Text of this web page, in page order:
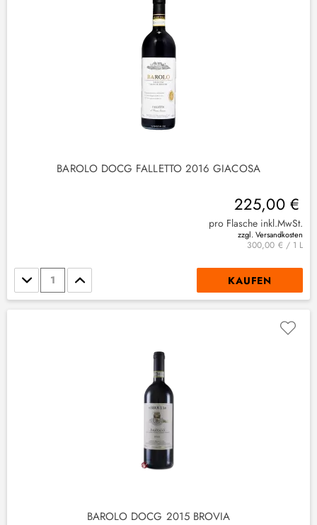
BAROLO DOCG FALLETTO 2016 GIACOSA
225,00 €
pro Flasche inkl.MwSt.
zzgl. Versandkosten
300,00 € / 1 L
Stückzahl KAUFEN
BAROLO DOCG 2015 BROVIA